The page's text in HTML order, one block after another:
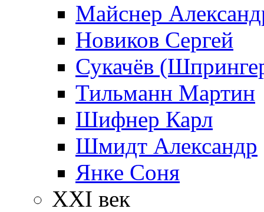
Майснер
Новиков Сергей
Сукачёв
Тильманн Мартин
Шифнер Карл
Шмидт Александр
Янке Соня
XXI век